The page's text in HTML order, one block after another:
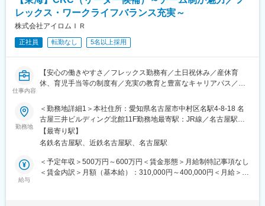
・産前産後休暇（妊娠中時短勤務あり）、子供が3歳になるまで取
得できる育児休業、
復帰後は短時間勤務制度の利用も可能。
※育児休業から復帰し3ヶ月後に、育児補助支援金を給付。
変更の範囲：会社の定める業務
【充実の教育と豊富なキャリアパス】
・CRC社内認定制度を採用し、研修の実施および履修記録を管理
することで知識・経験そして指導力を一定の基準で評価していま
す。自身のレベルに応じ、実務レベル、マネジメントレベル、デ
ィレクターレベルといった社内認定制度があり、目標をもって
日々の業務にあたれます。
・社員に多様な機会を提供し、新たなキャリアへの挑戦をサポー
トしています。CRCとしてのスキルアップも、一度に同じ施設内
の別の疾患領域のプロジェクトを担当することもでき、幅広い経
な経験を積んでいくことも可能です。また、グループの垣根を超
えCRCからSMAやCRAへのキャリアチェンジにとどまらず、先端
医療の研究員への転身など、事業の枠をこえ新たなキャリアにチ
ャレンジされている方もいらっしゃいます。
・25周年を迎えたアイロムグループでは先端医療事業・臨床開発
支援事業（CRO・SMO）・メディカルサポートなど多角的な事業
レックス・ワークライフバランス充実～
株式会社アイロムＩＲ
正社員 転勤なし 5名以上採用
仕事内容
【安心の働きやすさ／フレックス勤務有／土日祝休み／産休育
休、育児手当等の制度有／充実の教育と豊富なキャリアパス／増
■職務概要：業界内でトップクラスの実績を誇る同社のCRC（治
験コーディネーター）として下記業務を行っていただきます。
・患者への試験の説明
・治験のスケジュール管理
・各種データの収集、管理など
将来的にチームリーダーなどお任せできることを期待していま
す。
勤務地
＜勤務地詳細1＞本社住所：愛知県名古屋市中村区名駅4-8-18 名
古屋三井ビルディング北館11F勤務地最寄駅：JR線／名古屋駅受
動喫煙対策：屋内全面禁煙＜勤務地詳細2＞東海住所：東海エリア
（愛知県、静岡県、岐阜県、三重県、） 受動喫煙対策：屋内全面
【最寄り駅】
名鉄名古屋駅、近鉄名古屋駅、名古屋駅
給与
＜予定年収＞500万円～600万円＜賃金形態＞月給制特記事項なし
＜賃金内訳＞月額（基本給）：310,000円～400,000円＜月給＞